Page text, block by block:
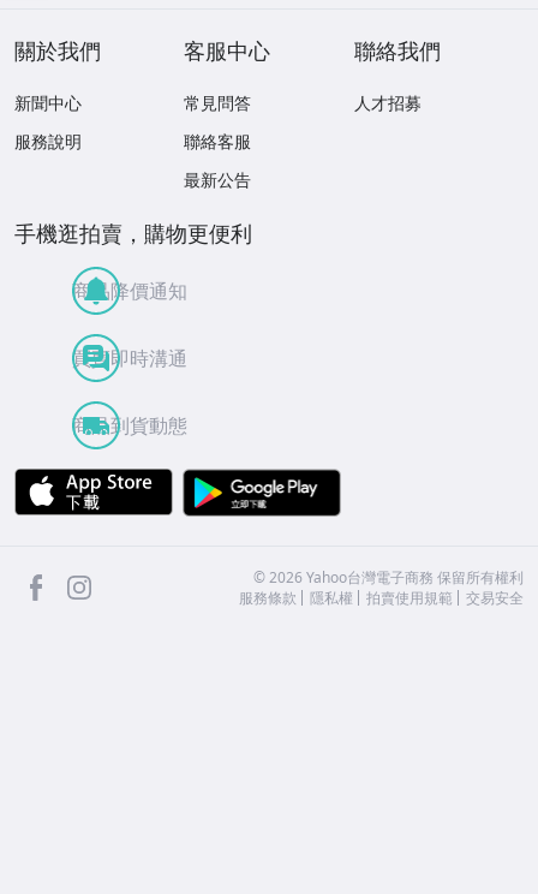
關於我們
新聞中心
服務說明
客服中心
常見問答
聯絡客服
最新公告
聯絡我們
人才招募
手機逛拍賣，購物更便利
商品降價通知
買賣即時溝通
商品到貨動態
APP Store
facebook ©2026 Yahoo台灣電子商務 保留所有權利
服務條款
隱私權 拍賣使用規範 交易安全